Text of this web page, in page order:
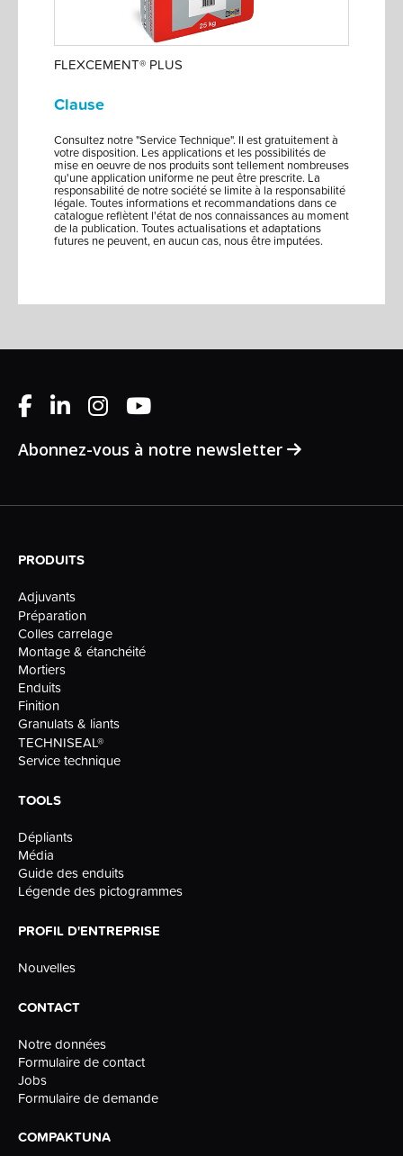
FLEXCEMENT® PLUS
Clause
Consultez notre "Service Technique". Il est gratuitement à
votre disposition. Les applications et les possibilités de
mise en oeuvre de nos produits sont tellement nombreuses
qu'une application uniforme ne peut être prescrite. La
responsabilité de notre société se limite à la responsabilité
légale. Toutes informations et recommandations dans ce
catalogue reflètent l'état de nos connaissances au moment
de la publication. Toutes actualisations et adaptations
futures ne peuvent, en aucun cas, nous être imputées.
Abonnez-vous à notre newsletter
PRODUITS
Adjuvants
Préparation
Colles carrelage
Montage & étanchéité
Mortiers
Enduits
Finition
Granulats & liants
TECHNISEAL®
Service technique
TOOLS
Dépliants
Média
Guide des enduits
Légende des pictogrammes
PROFIL D'ENTREPRISE
Nouvelles
CONTACT
Notre données
Formulaire de contact
Jobs
Formulaire de demande
COMPAKTUNA